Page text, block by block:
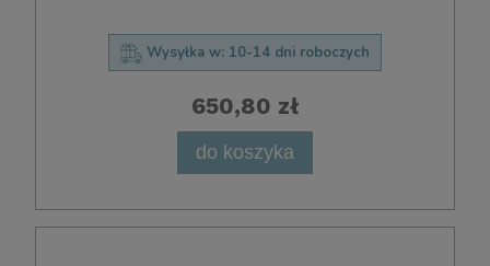
Wysyłka w: 10-14 dni roboczych
650,80 zł
do koszyka